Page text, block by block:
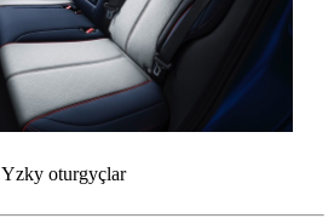
Yzky oturgyçlar